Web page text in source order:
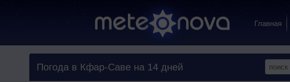
Главная
Погода в Кфар-Саве на 14 дней